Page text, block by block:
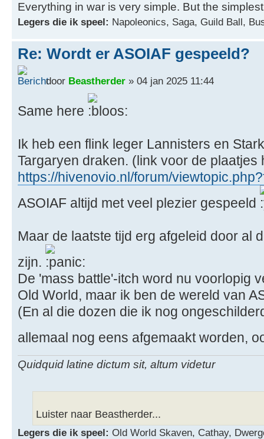
Everything in war is very simple. But the
Legers die ik speel: Napoleonics, Saga, Guild Ball,
Re: Wordt er ASOIAF gespeeld?
door Beastherder » 04 jan 2025 11:44
Same here
Ik heb een flink leger Lannisters en
Targaryen draken. (link voor de plaatjes
https://hivenovio.nl/forum/
ASOIAF altijd met veel plezier gespeeld
Maar de laatste tijd erg afgeleid door al
zijn.
De 'mass battle'-itch word nu voorlopig
Old World, maar ik ben de wereld van
(En al die dozen die ik nog
allemaal nog eens afgemaakt worden,
Quidquid latine dictum sit, altum videtur
Luister naar Beastherder...
Legers die ik speel: Old World Skaven, Cathay,